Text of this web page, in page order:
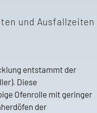
und Ausfallzeiten
entstammt der
Diese
Ofenrolle mit geringer
der